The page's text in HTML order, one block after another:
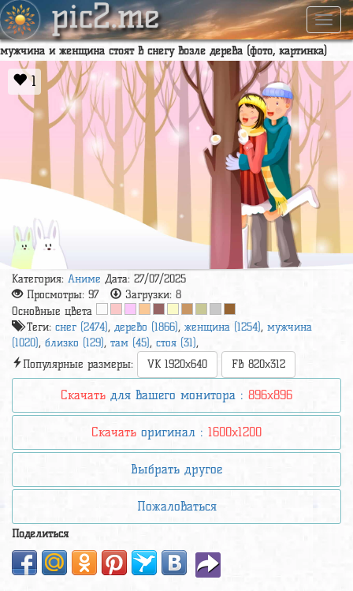
pic2.me
мужчина и женщина стоят в снегу возле дерева (фото, картинка)
1
Категория: Аниме Дата: 27/07/2025
Просмотры: 97 Загрузки: 8
Основные цвета
Теги: снег (2474), дерево (1866), женщина (1254), мужчина
(1020), близко (129), там (45), стоя (31),
Популярные размеры:
VK 1920x640 FB 820x312
Скачать для вашего монитора : 896x896
Скачать оригинал : 1600x1200
Выбрать другое
Пожаловаться
Поделиться